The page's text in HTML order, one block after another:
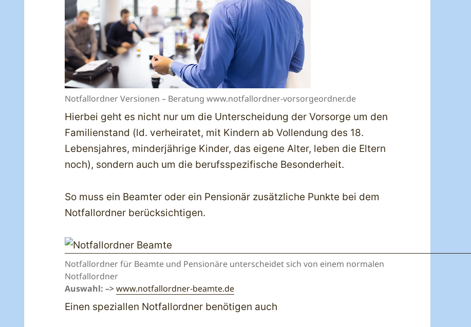
Notfallordner Versionen – Beratung www.notfallordner-vorsorgeordner.de
Hierbei geht es nicht nur um die Unterscheidung der Vorsorge um den
Familienstand (ld. verheiratet, mit Kindern ab Vollendung des 18.
Lebensjahres, minderjährige Kinder, das eigene Alter, leben die Eltern
noch), sondern auch um die berufsspezifische Besonderheit.
So muss ein Beamter oder ein Pensionär zusätzliche Punkte bei dem
Notfallordner berücksichtigen.
Notfallordner für Beamte und Pensionäre unterscheidet sich von einem normalen
Notfallordner
Auswahl: –>www.notfallordner-beamte.de
Einen speziallen Notfallordner benötigen auch